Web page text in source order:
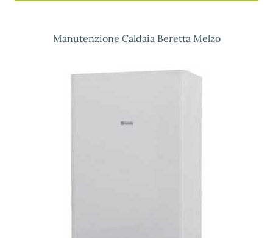
Manutenzione Caldaia Beretta Melzo